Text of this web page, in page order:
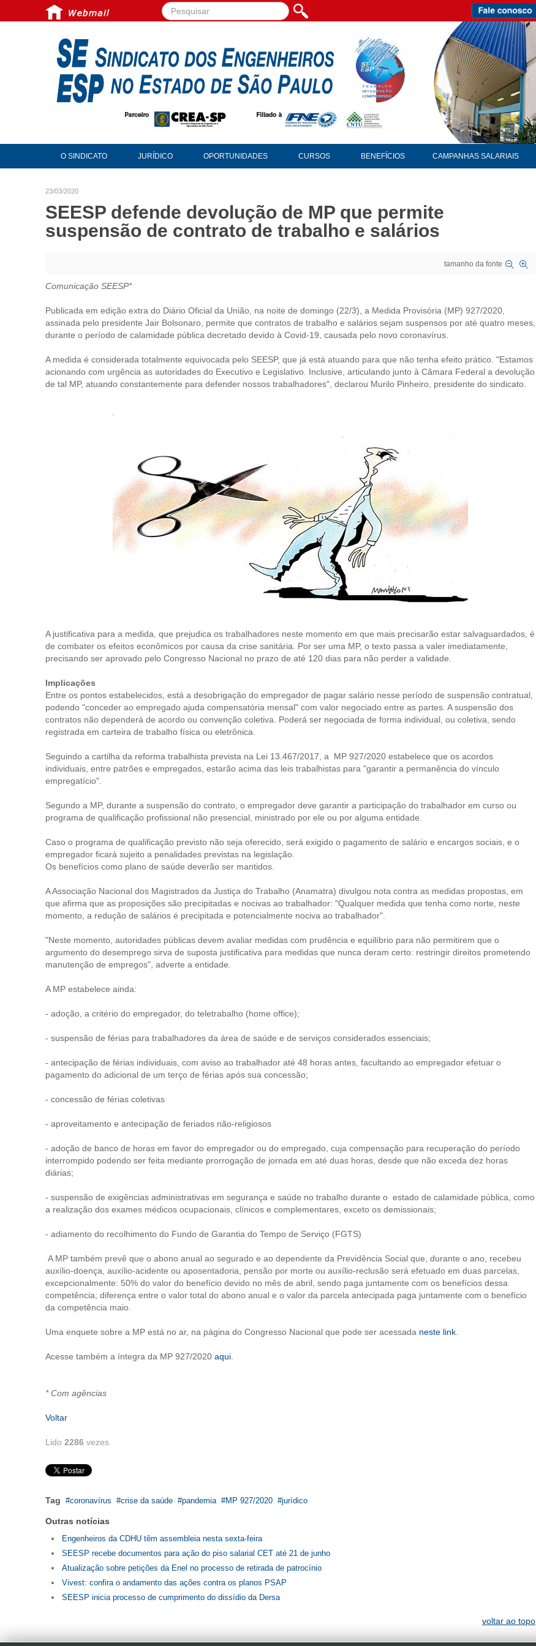
Pesquisar...
O SINDICATO JURÍDICO OPORTUNIDADES CURSOS BENEFÍCIOS CAMPANHAS SALARIAIS
23/03/2020
SEESP defende devolução de MP que permite
suspensão de contrato de trabalho e salários
tamanho da fonte
Comunicação SEESP*
Publicada em edição extra do Diário Oficial da União, na noite de domingo (22/3), a Medida Provisória (MP) 927/2020,
assinada pelo presidente Jair Bolsonaro, permite que contratos de trabalho e salários sejam suspensos por até quatro meses,
durante o período de calamidade pública decretado devido à Covid-19, causada pelo novo coronavírus.
A medida é considerada totalmente equivocada pelo SEESP, que já está atuando para que não tenha efeito prático. "Estamos
acionando com urgência as autoridades do Executivo e Legislativo. Inclusive, articulando junto à Câmara Federal a devolução
de tal MP, atuando constantemente para defender nossos trabalhadores", declarou Murilo Pinheiro, presidente do sindicato.
A justificativa para a medida, que prejudica os trabalhadores neste momento em que mais precisarão estar salvaguardados, é
de combater os efeitos econômicos por causa da crise sanitária. Por ser uma MP, o texto passa a valer imediatamente,
precisando ser aprovado pelo Congresso Nacional no prazo de até 120 dias para não perder a validade.
Implicações
Entre os pontos estabelecidos, está a desobrigação do empregador de pagar salário nesse período de suspensão contratual,
podendo "conceder ao empregado ajuda compensatória mensal" com valor negociado entre as partes. A suspensão dos
contratos não dependerá de acordo ou convenção coletiva. Poderá ser negociada de forma individual, ou coletiva, sendo
registrada em carteira de trabalho física ou eletrônica.
Seguindo a cartilha da reforma trabalhista prevista na Lei 13.467/2017, a MP 927/2020 estabelece que os acordos
individuais, entre patrões e empregados, estarão acima das leis trabalhistas para "garantir a permanência do vínculo
empregatício".
Segundo a MP, durante a suspensão do contrato, o empregador deve garantir a participação do trabalhador em curso ou
programa de qualificação profissional não presencial, ministrado por ele ou por alguma entidade.
Caso o programa de qualificação previsto não seja oferecido, será exigido o pagamento de salário e encargos sociais, e o
empregador ficará sujeito a penalidades previstas na legislação.
Os benefícios como plano de saúde deverão ser mantidos.
A Associação Nacional dos Magistrados da Justiça do Trabalho (Anamatra) divulgou nota contra as medidas propostas, em
que afirma que as proposições são precipitadas e nocivas ao trabalhador: "Qualquer medida que tenha como norte, neste
momento, a redução de salários é precipitada e potencialmente nociva ao trabalhador".
"Neste momento, autoridades públicas devem avaliar medidas com prudência e equilíbrio para não permitirem que o
argumento do desemprego sirva de suposta justificativa para medidas que nunca deram certo: restringir direitos prometendo
manutenção de empregos", adverte a entidade.
A MP estabelece ainda:
- adoção, a critério do empregador, do teletrabalho (home office);
- suspensão de férias para trabalhadores da área de saúde e de serviços considerados essenciais;
- antecipação de férias individuais, com aviso ao trabalhador até 48 horas antes, facultando ao empregador efetuar o
pagamento do adicional de um terço de férias após sua concessão;
- concessão de férias coletivas
- aproveitamento e antecipação de feriados não-religiosos
- adoção de banco de horas em favor do empregador ou do empregado, cuja compensação para recuperação do período
interrompido podendo ser feita mediante prorrogação de jornada em até duas horas, desde que não exceda dez horas
diárias;
- suspensão de exigências administrativas em segurança e saúde no trabalho durante o estado de calamidade pública, como
a realização dos exames médicos ocupacionais, clínicos e complementares, exceto os demissionais;
- adiamento do recolhimento do Fundo de Garantia do Tempo de Serviço (FGTS)
A MP também prevê que o abono anual ao segurado e ao dependente da Previdência Social que, durante o ano, recebeu
auxílio-doença, auxílio-acidente ou aposentadoria, pensão por morte ou auxílio-reclusão será efetuado em duas parcelas,
excepcionalmente: 50% do valor do benefício devido no mês de abril, sendo paga juntamente com os benefícios dessa
competência; diferença entre o valor total do abono anual e o valor da parcela antecipada paga juntamente com o benefício
da competência maio.
Uma enquete sobre a MP está no ar, na página do Congresso Nacional que pode ser acessada neste link
Acesse também a íntegra da MP 927/2020 aqui
* Com agências
Voltar
Lido 2286 vezes
Tag coronavírus crise da saúde pandemia MP 927/2020 jurídico
Outras notícias
Engenheiros da CDHU têm assembleia nesta sexta-feira
SEESP recebe documentos para ação do piso salarial CET até 21 de junho
Atualização sobre petições da Enel no processo de retirada de patrocínio
Vivest: confira o andamento das ações contra os planos PSAP
SEESP inicia processo de cumprimento do dissídio da Dersa
voltar ao topo